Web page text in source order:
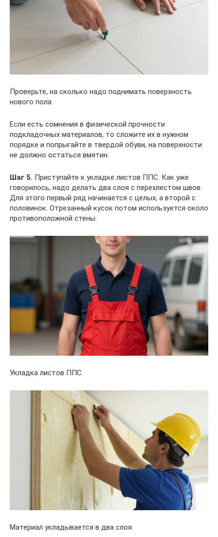
Проверьте, на сколько надо поднимать поверхность
нового пола
Если есть сомнения в физической прочности
подкладочных материалов, то сложите их в нужном
порядке и попрыгайте в твердой обуви, на поверхности
не должно остаться вмятин.
Шаг 5. Приступайте к укладке листов ППС. Как уже
говорилось, надо делать два слоя с перехлестом швов.
Для этого первый ряд начинается с целых, а второй с
половинок. Отрезанный кусок потом используется около
противоположной стены.
Укладка листов ППС
Материал укладывается в два слоя